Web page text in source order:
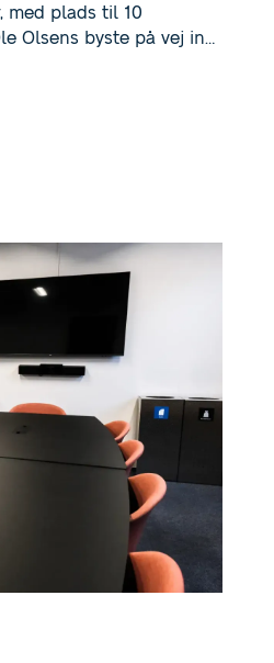
med plads til 10
Olsens byste på vej ind
og teammøder i